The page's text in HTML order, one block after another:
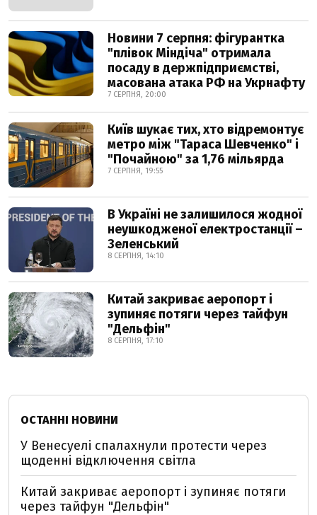
Новини 7 серпня: фігурантка
"плівок Міндіча" отримала
посаду в держпідприємстві,
масована атака РФ на Укрнафту
7 СЕРПНЯ, 20:00
Київ шукає тих, хто відремонтує
метро між "Тараса Шевченко" і
"Почайною" за 1,76 мільярда
7 СЕРПНЯ, 19:55
В Україні не залишилося жодної
неушкодженої електростанції –
Зеленський
8 СЕРПНЯ, 14:10
Китай закриває аеропорт і
зупиняє потяги через тайфун
"Дельфін"
8 СЕРПНЯ, 17:10
ОСТАННІ НОВИНИ
У Венесуелі спалахнули протести через
щоденні відключення світла
Китай закриває аеропорт і зупиняє потяги
через тайфун "Дельфін"